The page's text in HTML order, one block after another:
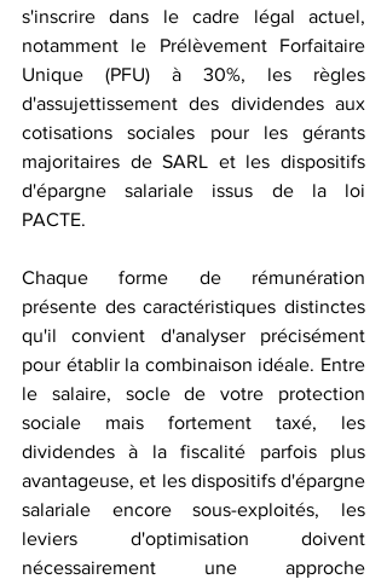
s'inscrire dans le cadre légal actuel,
notamment le Prélèvement Forfaitaire
Unique (PFU) à 30%, les règles
d'assujettissement des dividendes aux
cotisations sociales pour les gérants
majoritaires de SARL et les dispositifs
d'épargne salariale issus de la loi
PACTE.
Chaque forme de rémunération
présente des caractéristiques distinctes
qu'il convient d'analyser précisément
pour établir la combinaison idéale. Entre
le salaire, socle de votre protection
sociale mais fortement taxé, les
dividendes à la fiscalité parfois plus
avantageuse, et les dispositifs d'épargne
salariale encore sous-exploités, les
leviers d'optimisation doivent
nécessairement une approche